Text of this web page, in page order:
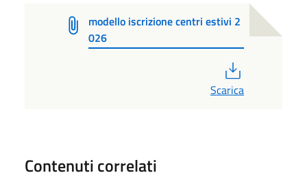
modello iscrizione centri estivi 2
026
Scarica
Contenuti correlati